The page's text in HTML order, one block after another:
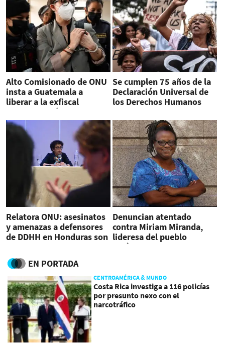
Alto Comisionado de ONU
insta a Guatemala a
liberar a la exfiscal
anticorrupción Virginia
Laparra
Se cumplen 75 años de la
Declaración Universal de
los Derechos Humanos
Relatora ONU: asesinatos
y amenazas a defensores
de DDHH en Honduras son
Denuncian atentado
contra Miriam Miranda,
lideresa del pueblo
garífuna de Honduras
EN PORTADA
CENTROAMÉRICA & MUNDO
Costa Rica investiga a 116 policías
por presunto nexo con el
narcotráfico